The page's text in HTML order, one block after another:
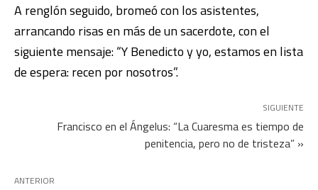
A renglón seguido, bromeó con los asistentes,
arrancando risas en más de un sacerdote, con el
siguiente mensaje: “Y Benedicto y yo, estamos en lista
de espera: recen por nosotros”.
SIGUIENTE
Francisco en el Ángelus: “La Cuaresma es tiempo de
penitencia, pero no de tristeza” »
ANTERIOR